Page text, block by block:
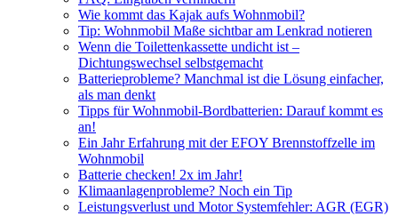
Wie kommt das Kajak aufs Wohnmobil?
Tip: Wohnmobil Maße sichtbar am Lenkrad notieren
Wenn die Toilettenkassette undicht ist –
Dichtungswechsel selbstgemacht
Batterieprobleme? Manchmal ist die Lösung einfacher,
als man denkt
Tipps für Wohnmobil-Bordbatterien: Darauf kommt es
an!
Ein Jahr Erfahrung mit der EFOY Brennstoffzelle im
Wohnmobil
Batterie checken! 2x im Jahr!
Klimaanlagenprobleme? Noch ein Tip
Leistungsverlust und Motor Systemfehler: AGR (EGR)